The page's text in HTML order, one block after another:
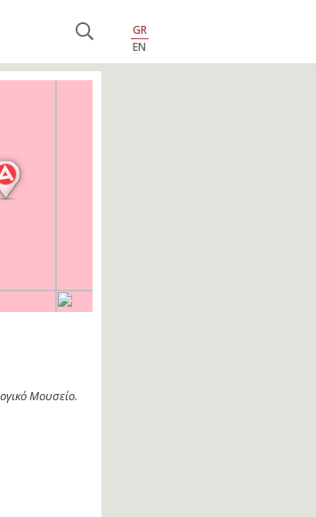
GR
EN
Μουσείο.